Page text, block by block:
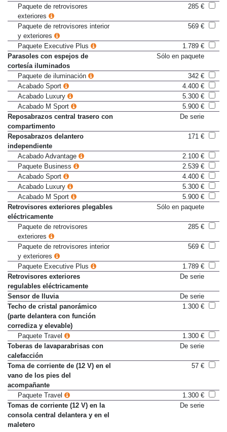
retrovisores exteriores
Paquete de retrovisores
exteriores
Paquete de retrovisores interior
y exteriores
Paquete Executive Plus
1.789 €
Parasoles con espejos de
cortesía iluminados
Paquete de iluminación
342 €
Acabado Sport
4.400 €
Acabado Luxury
5.300 €
Acabado M Sport
5.900 €
Reposabrazos central trasero con
compartimento
Reposabrazos delantero
independiente
Acabado Advantage
2.100 €
Paquete Business
2.539 €
Acabado Sport
4.400 €
Acabado Luxury
5.300 €
Acabado M Sport
5.900 €
Retrovisores exteriores plegables
eléctricamente
Paquete de retrovisores
exteriores
Paquete de retrovisores interior
y exteriores
Paquete Executive Plus
1.789 €
Retrovisores exteriores
regulables eléctricamente
Sensor de lluvia
De serie
Techo de cristal panorámico
(parte delantera con función
corrediza y elevable)
Paquete Travel
1.300 €
Toberas de lavaparabrisas con
calefacción
Toma de corriente de (12 V) en el
vano de los pies del
acompañante
Paquete Travel
1.300 €
Tomas de corriente (12 V) en la
consola central delantera y en el